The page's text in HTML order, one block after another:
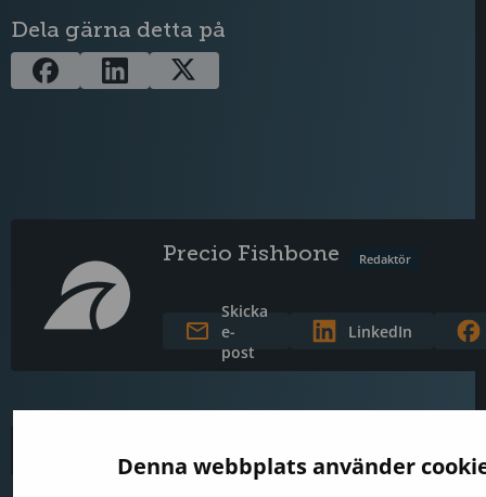
Denna webbplats använder
Dela gärna detta på
Precio Fishbone Redaktör
Skicka
e-
post
LinkedIn
Sammanfattning